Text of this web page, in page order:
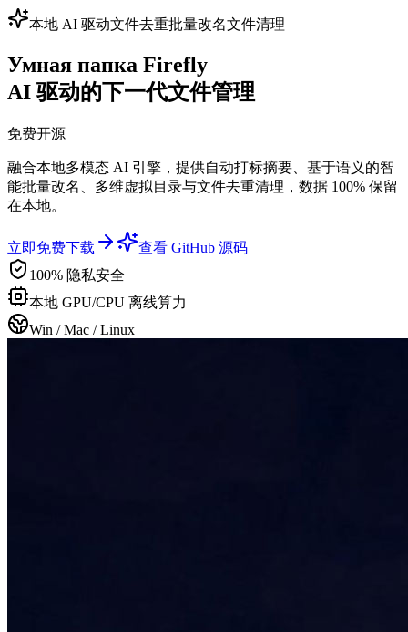
本地 AI 驱动文件去重批量改名文件清理
Умная папка Firefly
AI 驱动的下一代文件管理
免费开源
融合本地多模态 AI 引擎，提供自动打标摘要、基于语义的智
能批量改名、多维虚拟目录与文件去重清理，数据 100% 保留
在本地。
立即免费下载
查看 GitHub 源码
100% 隐私安全
本地 GPU/CPU 离线算力
Win / Mac / Linux